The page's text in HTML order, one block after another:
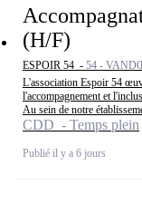
(H/F)
ESPOIR 54 - 54 -
L'association Espoir 54
l'accompagnement et
Au sein de notre
CDD - Temps plein
Publié il y a 6 jours